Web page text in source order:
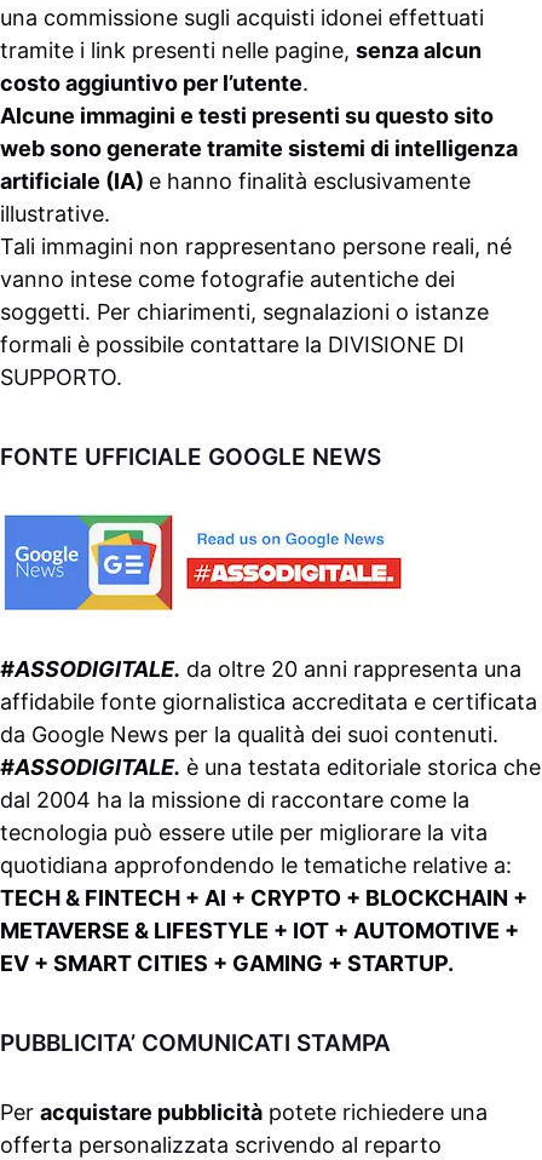
una commissione sugli acquisti idonei effettuati
tramite i link presenti nelle pagine, senza alcun
costo aggiuntivo per l’utente.
Alcune immagini e testi presenti su questo sito
web sono generate tramite sistemi di intelligenza
artificiale (IA) e hanno finalità esclusivamente
illustrative.
Tali immagini non rappresentano persone reali, né
vanno intese come fotografie autentiche dei
soggetti. Per chiarimenti, segnalazioni o istanze
formali è possibile contattare la DIVISIONE DI
SUPPORTO.
FONTE UFFICIALE GOOGLE NEWS
#ASSODIGITALE. da oltre 20 anni rappresenta una
affidabile fonte giornalistica accreditata e certificata
da Google News per la qualità dei suoi contenuti.
#ASSODIGITALE. è una testata editoriale storica che
dal 2004 ha la missione di raccontare come la
tecnologia può essere utile per migliorare la vita
quotidiana approfondendo le tematiche relative a:
TECH & FINTECH + AI + CRYPTO + BLOCKCHAIN +
METAVERSE & LIFESTYLE + IOT + AUTOMOTIVE +
EV + SMART CITIES + GAMING + STARTUP.
PUBBLICITA’ COMUNICATI STAMPA
Per acquistare pubblicità potete richiedere una
offerta personalizzata scrivendo al reparto